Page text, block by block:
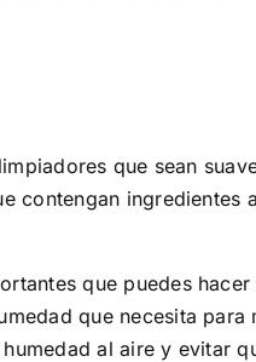
que sean
contengan ingredientes
que puedes
que necesita para
al aire y evitar